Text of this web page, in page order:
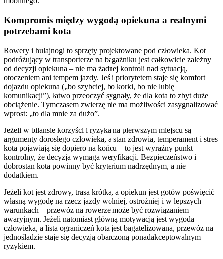
Kompromis między wygodą opiekuna a realnymi
potrzebami kota
Rowery i hulajnogi to sprzęty projektowane pod człowieka. Kot
podróżujący w transporterze na bagażniku jest całkowicie zależny
od decyzji opiekuna – nie ma żadnej kontroli nad sytuacją,
otoczeniem ani tempem jazdy. Jeśli priorytetem staje się komfort
dojazdu opiekuna („bo szybciej, bo korki, bo nie lubię
komunikacji”), łatwo przeoczyć sygnały, że dla kota to zbyt duże
obciążenie. Tymczasem zwierzę nie ma możliwości zasygnalizować
wprost: „to dla mnie za dużo”.
Jeżeli w bilansie korzyści i ryzyka na pierwszym miejscu są
argumenty dorosłego człowieka, a stan zdrowia, temperament i stres
kota pojawiają się dopiero na końcu – to jest wyraźny punkt
kontrolny, że decyzja wymaga weryfikacji. Bezpieczeństwo i
dobrostan kota powinny być kryterium nadrzędnym, a nie
dodatkiem.
Jeżeli kot jest zdrowy, trasa krótka, a opiekun jest gotów poświęcić
własną wygodę na rzecz jazdy wolniej, ostrożniej i w lepszych
warunkach – przewóz na rowerze może być rozwiązaniem
awaryjnym. Jeżeli natomiast główną motywacją jest wygoda
człowieka, a lista ograniczeń kota jest bagatelizowana, przewóz na
jednośladzie staje się decyzją obarczoną ponadakceptowalnym
ryzykiem.